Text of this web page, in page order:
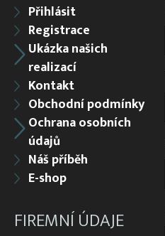
Přihlásit
Registrace
Ukázka našich
realizací
Kontakt
Obchodní podmínky
Ochrana osobních
údajů
Náš příběh
E-shop
FIREMNÍ ÚDAJE